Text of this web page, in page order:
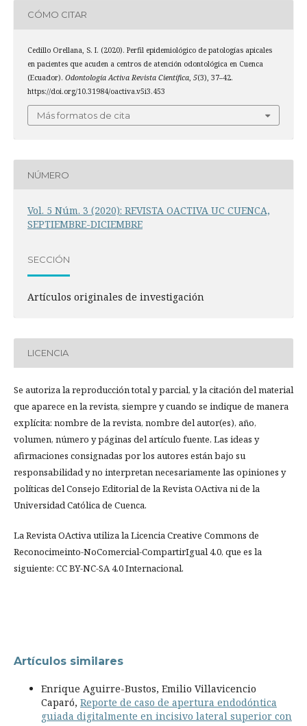
CÓMO CITAR
Cedillo Orellana, S. I. (2020). Perfil epidemiológico de patologías apicales
en pacientes que acuden a centros de atención odontológica en Cuenca
(Ecuador). Odontología Activa Revista Científica, 5(3), 37–42.
https://doi.org/10.31984/oactiva.v5i3.453
Más formatos de cita
NÚMERO
Vol. 5 Núm. 3 (2020): REVISTA OACTIVA UC CUENCA,
SEPTIEMBRE-DICIEMBRE
SECCIÓN
Artículos originales de investigación
LICENCIA
Se autoriza la reproducción total y parcial, y la citación del material
que aparece en la revista, siempre y cuando se indique de manera
explícita: nombre de la revista, nombre del autor(es), año,
volumen, número y páginas del artículo fuente. Las ideas y
afirmaciones consignadas por los autores están bajo su
responsabilidad y no interpretan necesariamente las opiniones y
políticas del Consejo Editorial de la Revista OActiva ni de la
Universidad Católica de Cuenca.
La Revista OActiva utiliza la Licencia Creative Commons de
Reconocimeinto-NoComercial-CompartirIgual 4.0, que es la
siguiente: CC BY-NC-SA 4.0 Internacional.
Artículos similares
Enrique Aguirre-Bustos, Emilio Villavicencio
Caparó, Reporte de caso de apertura endodóntica
guiada digitalmente en incisivo lateral superior con